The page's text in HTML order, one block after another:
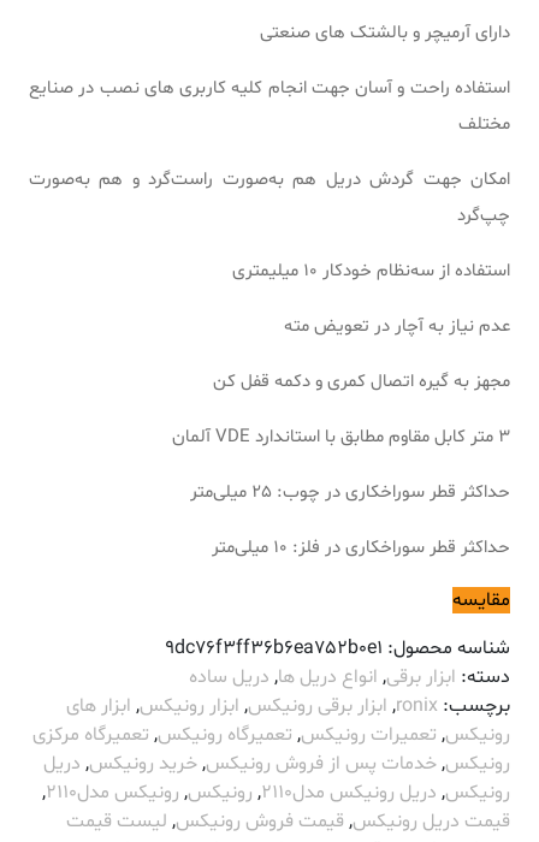
دارای آرمیچر و بالشتک های صنعتی
استفاده راحت و آسان جهت انجام کلیه کاربری های نصب در صنایع
مختلف
امکان جهت گردش دریل هم به‌صورت راست‌گرد و هم به‌صورت
چپ‌گرد
استفاده از سه‌نظام خودکار 10 میلیمتری
عدم نیاز به آچار در تعویض مته
مجهز به گیره اتصال کمری و دکمه قفل کن
3 متر کابل مقاوم مطابق با استاندارد VDE آلمان
حداکثر قطر سوراخکاری در چوب: 25 میلی‌متر
حداکثر قطر سوراخکاری در فلز: 10 میلی‌متر
مقایسه
شناسه محصول: 9dc76f3ff36b6ea752b0e1
دسته: ابزار برقی, انواع دریل ها, دریل ساده
برچسب: ronix
, ابزار برقی رونیکس, ابزار رونیکس, ابزار های
رونیکس, تعمیرات رونیکس, تعمیرگاه رونیکس, تعمیرگاه مرکزی
رونیکس,خدمات پس از فروش رونیکس,خرید رونیکس, دریل
رونیکس, دریل رونیکس مدل2110 , رونیکس, رونیکس مدل2110
,
قیمت دریل رونیکس, قیمت فروش رونیکس, لیست قیمت